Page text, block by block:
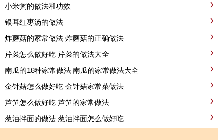
小米粥的做法和功效
银耳红枣汤的做法
炸蘑菇的家常做法 炸蘑菇的正确做法
芹菜怎么做好吃 芹菜的做法大全
南瓜的18种家常做法 南瓜的家常做法大全
金针菇怎么做好吃 金针菇家常菜做法
芦笋怎么做好吃 芦笋的家常做法
葱油拌面的做法 葱油拌面怎么做好吃